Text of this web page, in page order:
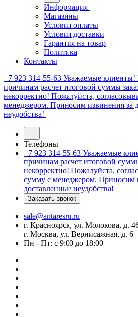
Информация
Магазины
Условия оплаты
Условия доставки
Гарантия на товар
Политика
Контакты
+7 923 314-55-63 Уважаемые клиенты!
причинам расчет итоговой суммы
некорректно! Пожалуйста,
менеджером. Приносим извинения за
неудобства!
Телефоны
+7 923 314-55-63 Уважаемые
причинам расчет итоговой
некорректно! Пожалуйста,
сумму с менеджером. Приносим
доставленные неудобства!
Заказать звонок
sale@antaresru.ru
г. Красноярск, ул. Молокова, д.
г. Москва, ул. Вернисажная, д. 6
Пн - Пт: с 9:00 до 18:00